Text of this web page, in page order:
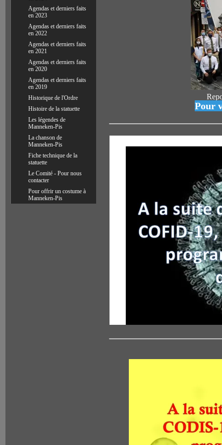
Agendas et derniers faits
en 2023
Agendas et derniers faits
en 2022
Agendas et derniers faits
en 2021
Agendas et derniers faits
en 2020
Agendas et derniers faits
en 2019
Historique de l'Ordre
Histoire de la statuette
Les légendes de
Manneken-Pis
La chanson de
Manneken-Pis
Fiche technique de la
statuette
Le Comité - Pour nous
contacter
Pour offrir un costume à
Manneken-Pis
Pour